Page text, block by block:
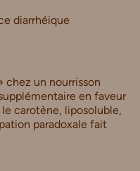
diarrhéique
chez un nourrisson
en faveur
carotène, liposoluble,
paradoxale fait